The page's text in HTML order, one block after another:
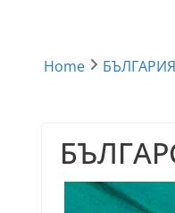
Home БЪЛГАРИЯ